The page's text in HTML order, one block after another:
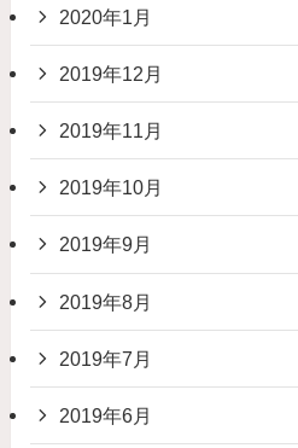
2020年1月
2019年12月
2019年11月
2019年10月
2019年9月
2019年8月
2019年7月
2019年6月